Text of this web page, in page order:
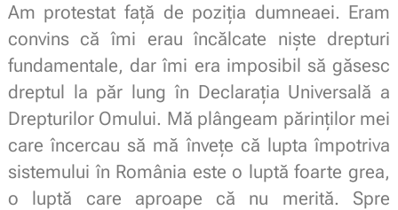
Am protestat față de poziția dumneaei. Eram
convins că îmi erau încălcate niște drepturi
fundamentale, dar îmi era imposibil să găsesc
dreptul la păr lung în Declarația Universală a
Drepturilor Omului. Mă plângeam părinților mei
care încercau să mă învețe că lupta împotriva
sistemului în România este o luptă foarte grea,
o luptă care aproape că nu merită. Spre